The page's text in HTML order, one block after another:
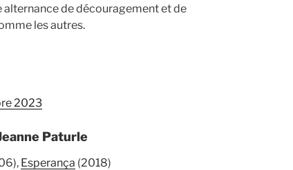
alternance de découragement et de
les autres.
2023
Paturle
Esperança (2018)